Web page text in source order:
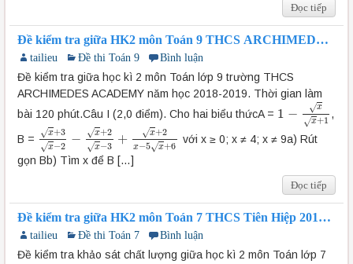
Đọc tiếp
Đề kiểm tra giữa HK2 môn Toán 9 THCS ARCHIMEDES
ACADEMY 2018-2019
tailieu Đề thi Toán 9 Bình luận
Đề kiểm tra giữa học kì 2 môn Toán lớp 9 trường THCS
ARCHIMEDES ACADEMY năm học 2018-2019. Thời gian làm
bài 120 phút.Câu I (2,0 điểm). Cho hai biểu thứcA = 1 − x
√
x
√ +1
1 −xx +1 ,
B =
x
√ +3
x
√ −2 − x
√ +2
x
√ −3 + x
√ +2
x−5 x
√ +6
x+3x− 2− x+2x−3 +x +2x−5x+6 với x ≥ 0; x ≠ 4; x ≠ 9a) Rút
gọn Bb) Tìm x để B […]
Đọc tiếp
Đề kiểm tra giữa HK2 môn Toán 7 THCS Tiên Hiệp 2018-
2019 có đáp án
tailieu Đề thi Toán 7 Bình luận
Đề kiểm tra khảo sát chất lượng giữa học kì 2 môn Toán lớp 7